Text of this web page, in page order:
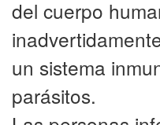
del cuerpo
un sistema
parásitos.